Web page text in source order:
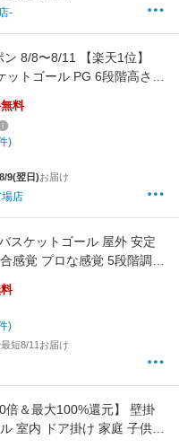
-
8/8〜8/11 【楽天1位】
ットゴール PG 6段階高さ調
ス 公式サイズ 高反発クリ
ク ウェイトバッグ付属 屋
習用 子供 大人 5号球 6号球
ル SP0808
料
)
9(翌日)お届け
店
スケットゴール 屋外 安定
感覚 プロな感覚 5段階調整
305cm 公式&ミニバス対応
付き 室内 移動式 家庭用
ットボール 子供 大人 1年
)
短8/11お届け
倍＆最大100%還元】 壁掛
室内 ドア掛け 家庭 子供